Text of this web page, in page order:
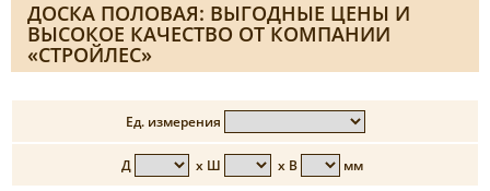
ДОСКА ПОЛОВАЯ: ВЫГОДНЫЕ ЦЕНЫ И
ВЫСОКОЕ КАЧЕСТВО ОТ КОМПАНИИ
«СТРОЙЛЕС»
Ед. измерения
Д х Ш х В мм